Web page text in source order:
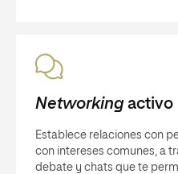
Networkingactivo
Establece relaciones con
con intereses comunes, a
debate y chats que te